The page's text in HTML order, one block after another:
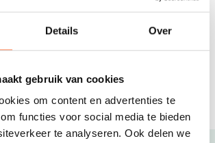
Details Over
gebruik van cookies
om content en advertenties te
functies voor social media te bieden
te analyseren. Ook delen we
Levendige camping op de Veluwe met
palmbomen strandje, mooie
kampeerplaatsen en luxe
accommodaties